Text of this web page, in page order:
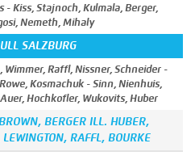
- Kiss, Stajnoch, Kulmala, Berger,
Nemeth, Mihaly
SALZBURG
Raffl, Nissner, Schneider -
Kosmachuk - Sinn, Nienhuis,
Hochkofler, Wukovits, Huber
BERGER ILL. HUBER,
RAFFL, BOURKE